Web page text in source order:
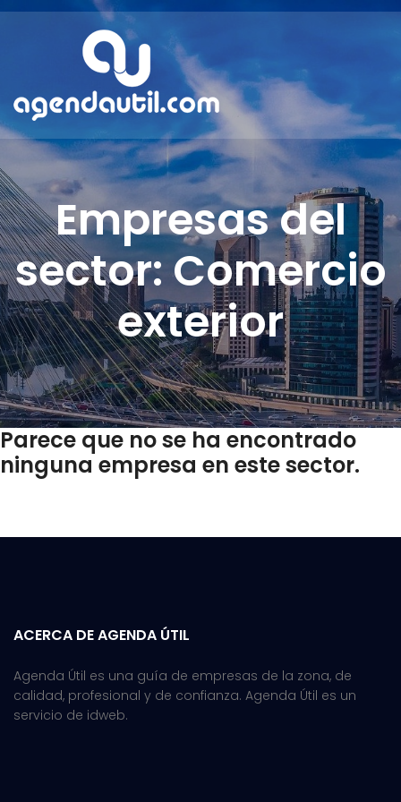
Empresas del
sector: Comercio
exterior
Parece que no se ha encontrado
ninguna empresa en este sector.
ACERCA DE AGENDA ÚTIL
Agenda Útil es una guía de empresas de la zona, de
calidad, profesional y de confianza. Agenda Útil es un
servicio de idweb.